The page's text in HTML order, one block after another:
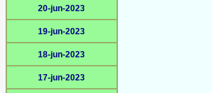
20-jun-2023
19-jun-2023
18-jun-2023
17-jun-2023